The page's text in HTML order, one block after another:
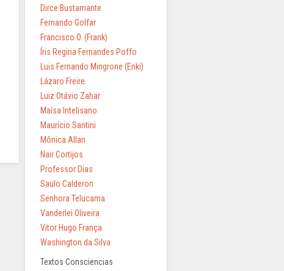
Dirce Bustamante
Fernando Golfar
Francisco O. (Frank)
Íris Regina Fernandes Poffo
Luis Fernando Mingrone (Enki)
Lázaro Freire
Luiz Otávio Zahar
Maísa Intelisano
Maurício Santini
Mônica Allan
Nair Cortijos
Professor Dias
Saulo Calderon
Senhora Telucama
Vanderlei Oliveira
Vitor Hugo França
Washington da Silva
Textos Consciencias